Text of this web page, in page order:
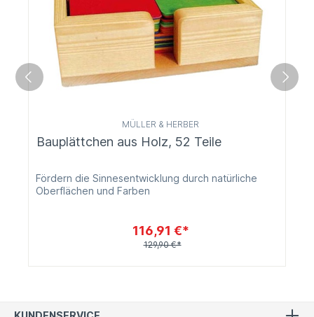
MÜLLER & HERBER
Bauplättchen aus Holz, 52 Teile
Fördern die Sinnesentwicklung durch natürliche
Oberflächen und Farben
116,91 €*
129,90 €*